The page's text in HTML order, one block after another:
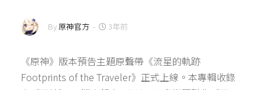
By 原神官方 - 3年前
《原神》版本預告主題原聲帶《流星的軌跡
Footprints of the Traveler》正式上線。本專輯收錄